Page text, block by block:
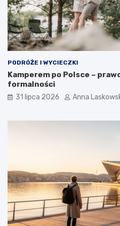
PODRÓŻE I WYCIECZKI
Kamperem po Polsce –
formalności
31 lipca 2026 Anna